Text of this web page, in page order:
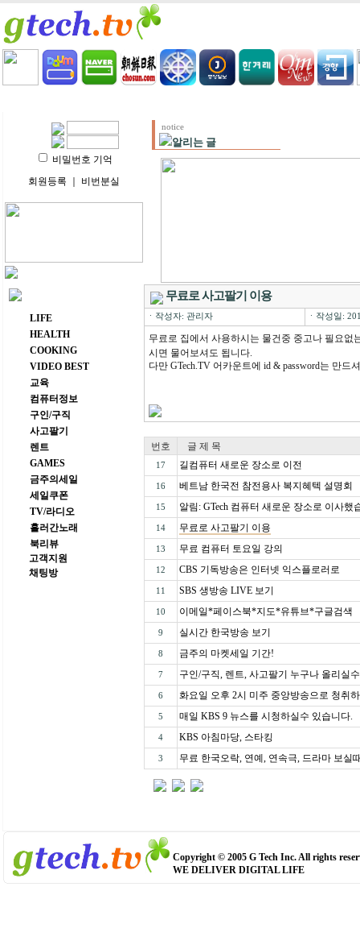
비밀번호 기억
회원등록
비번분실
주요 메뉴
LIFE
HEALTH
COOKING
VIDEO BEST
교육
컴퓨터정보
구인/구직
사고팔기
렌트
GAMES
금주의세일
세일쿠폰
TV/라디오
흘러간노래
북리뷰
고객지원
채팅방
notice
알리는 글
무료로 사고팔기 이용
ㆍ작성자: 관리자 ㆍ작성일:
무료로 집에서 사용하시는 물건중 중고나 필요
시면 물어보셔도 됩니다.
다만 GTech.TV 어카운트에 id & password는 만드
번호 글 제 목
17 길컴퓨터 새로운 장소로 이전
16 베트남 한국전 참전용사 복지혜텍 설명회
15 알림: GTech 컴퓨터 새로운 장소로 이사했
14 무료로 사고팔기 이용
13 무료 컴퓨터 토요일 강의
12 CBS 기독방송은 인터넷 익스플로러로
11 SBS 생방송 LIVE 보기
10 이메일*페이스북*지도*유튜브*구글검색
9 실시간 한국방송 보기
8 금주의 마켓세일 기간!
7 구인/구직, 렌트, 사고팔기 누구나 올리실
6 화요일 오후 2시 미주 중앙방송으로 청취
5 매일 KBS 9 뉴스를 시청하실수 있습니다.
4 KBS 아침마당, 스타킹
3 무료 한국오락, 연예, 연속극, 드라마 보실
Copyright © 2005 G Tech Inc. All rights
WE DELIVER DIGITAL LIFE